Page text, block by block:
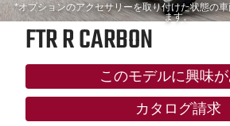
*オプションのアクセサリーを取り付けた状態の
ます。
FTR R CARBON
このモデルに興味
カタログ請求